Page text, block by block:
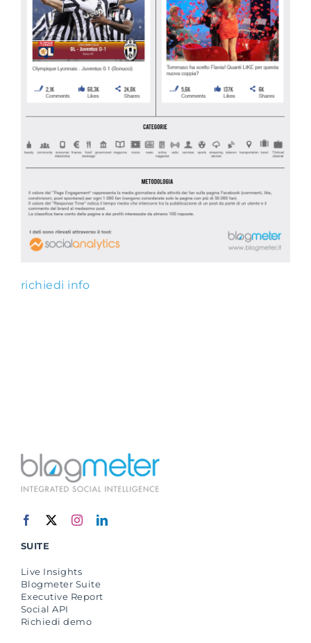
richiedi info
SUITE
Live Insights
Blogmeter Suite
Executive Report
Social API
Richiedi demo